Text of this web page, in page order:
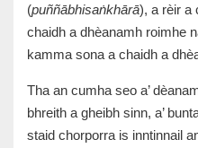
(puññābhisaṅkhārā), a rèir a
chaidh a dhèanamh roimhe
kamma sona a chaidh a
Tha an cumha seo a’
bhreith a gheibh sinn, a’
staid chorporra is inntinnail